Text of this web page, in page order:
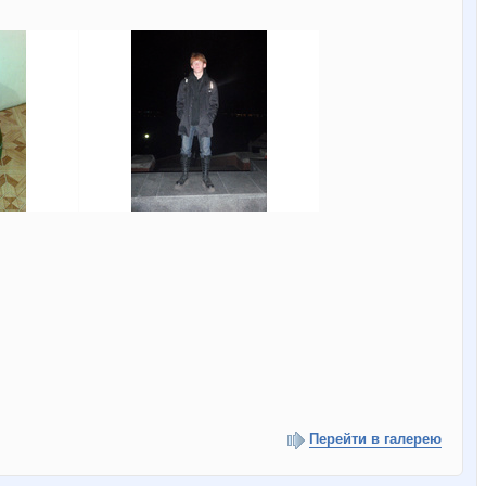
Перейти в галерею